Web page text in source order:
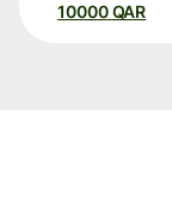
10000 QAR